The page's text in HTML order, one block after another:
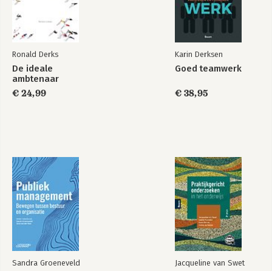
12. Vergelijking van de praktijkgevallen; de conclusies
13. Reflectie
Bijlagen
A. Literatuur
B. Geïnterviewde personen
Ronald Derks
De ideale
ambtenaar
€ 24,99
Karin Derksen
Goed teamwerk
€ 38,95
Sandra Groeneveld Jacqueline van Swet